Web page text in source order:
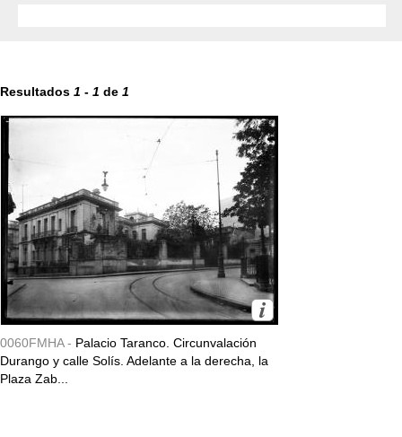
Resultados 1 - 1 de 1
0060FMHA - Palacio Taranco. Circunvalación
Durango y calle Solís. Adelante a la derecha, la
Plaza Zab...